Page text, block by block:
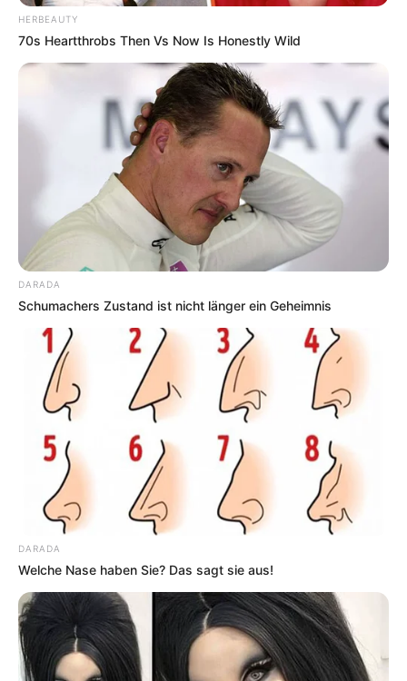
HERBEAUTY
70s Heartthrobs Then Vs Now Is Honestly Wild
DARADA
Schumachers Zustand ist nicht länger ein Geheimnis
DARADA
Welche Nase haben Sie? Das sagt sie aus!